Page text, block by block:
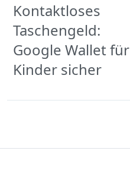
Kontaktloses
Taschengeld:
Google Wallet für
Kinder sicher